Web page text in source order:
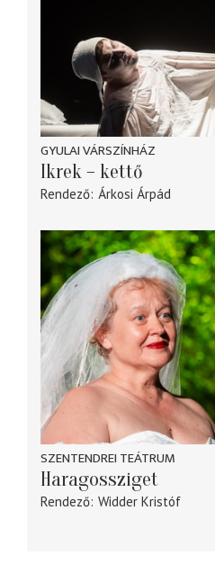
GYULAI VÁRSZÍNHÁZ
Ikrek – kettő
Rendező Árkosi Árpád
SZENTENDREI TEÁTRUM
Haragossziget
Rendező Widder Kristóf